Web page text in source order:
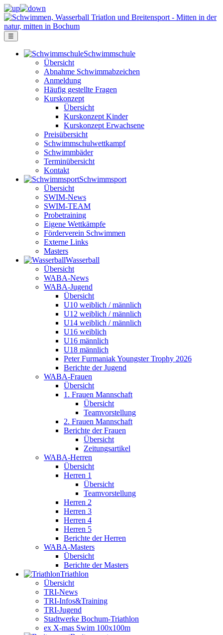
☰
Schwimm­schule
Übersicht
Ab­nah­me Schwimm­ab­zei­chen
Anmeldung
Häufig gestellte Fragen
Kurs­konzept
Übersicht
Kurskonzept Kinder
Kurskonzept Erwachsene
Preis­über­sicht
Schwimm­schul­wett­kampf
Schwimm­bäder
Terminübersicht
Kontakt
Schwimm­sport
Übersicht
SWIM-News
SWIM-TEAM
Probe­training
Eigene Wettkämpfe
Förderverein Schwimmen
Externe Links
Masters
Wasser­ball
Übersicht
WABA-News
WABA-Jugend
Übersicht
U10 weiblich / männlich
U12 weiblich / männlich
U14 weiblich / männlich
U16 weiblich
U16 männlich
U18 männlich
Peter Furmaniak Youngster Trophy 2026
Berichte der Jugend
WABA-Frauen
Übersicht
1. Frauen Mannschaft
Übersicht
Teamvorstellung
2. Frauen Mannschaft
Berichte der Frauen
Übersicht
Zeitungsartikel
WABA-Herren
Übersicht
Herren 1
Übersicht
Teamvorstellung
Herren 2
Herren 3
Herren 4
Herren 5
Berichte der Herren
WABA-Masters
Übersicht
Berichte der Masters
Triathlon
Übersicht
TRI-News
TRI-Infos&Training
TRI-Jugend
Stadtwerke Bochum-Triathlon
ex X-mas Swim 100x100m